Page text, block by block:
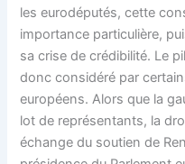
les eurodéputés, cette
importance particulière,
sa crise de crédibilité. Le
donc considéré par
européens. Alors que la
lot de représentants, la
échange du soutien de